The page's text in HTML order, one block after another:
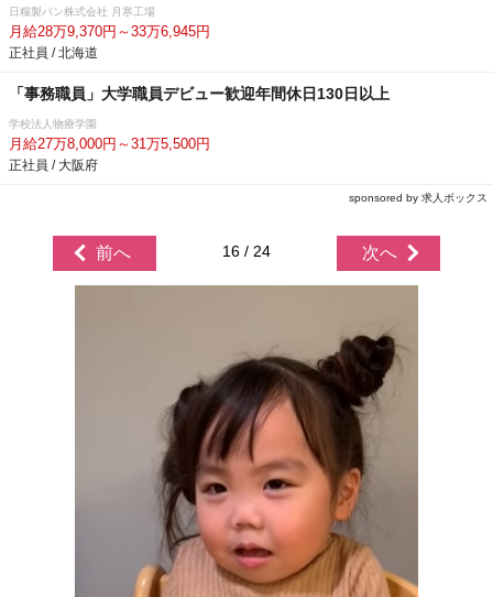
日糧製パン株式会社 月寒工場
月給28万9,370円～33万6,945円
正社員 / 北海道
「事務職員」大学職員デビュー歓迎年間休日130日以上
学校法人物療学園
月給27万8,000円～31万5,500円
正社員 / 大阪府
sponsored by 求人ボックス
前へ 16 / 24 次へ